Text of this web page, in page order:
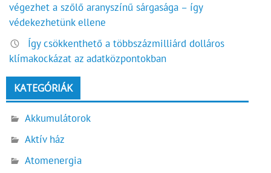
végezhet a szőlő aranyszínű sárgasága – így
védekezhetünk ellene
Így csökkenthető a többszázmilliárd dolláros
klímakockázat az adatközpontokban
KATEGÓRIÁK
Akkumulátorok
Aktív ház
Atomenergia